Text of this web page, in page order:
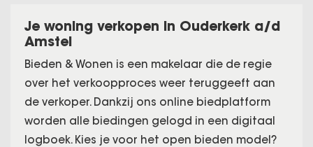
Je woning verkopen in Ouderkerk a/d
Amstel
Bieden & Wonen is een makelaar die de regie
over het verkoopproces weer teruggeeft aan
de verkoper. Dankzij ons online biedplatform
worden alle biedingen gelogd in een digitaal
logboek. Kies je voor het open bieden model?